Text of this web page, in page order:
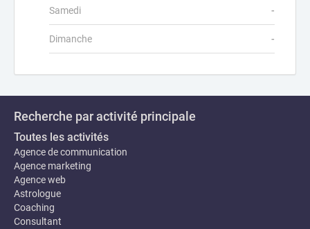
Samedi -
Dimanche -
Recherche par activité principale
Toutes les activités
Agence de communication
Agence marketing
Agence web
Astrologue
Coaching
Consultant